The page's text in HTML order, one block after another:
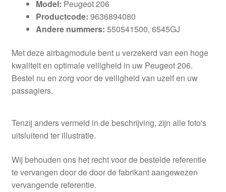
Model: Peugeot 206
Productcode: 9636894080
Andere nummers: 550541500, 6545GJ
Met deze airbagmodule bent u verzekerd van een hoge
kwaliteit en optimale veiligheid in uw Peugeot 206.
Bestel nu en zorg voor de veiligheid van uzelf en uw
passagiers.
Tenzij anders vermeld in de beschrijving, zijn alle foto's
uitsluitend ter illustratie.
Wij behouden ons het recht voor de bestelde referentie
te vervangen door de door de fabrikant aangewezen
vervangende referentie.